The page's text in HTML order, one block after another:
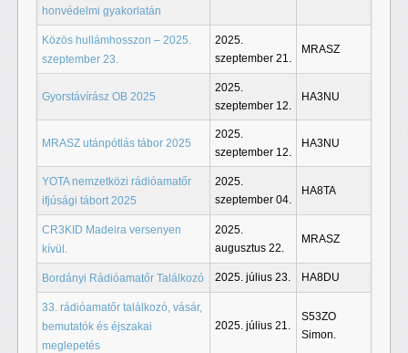
honvédelmi gyakorlatán
Közös hullámhosszon – 2025.
szeptember 23.
2025.
szeptember 21.
MRASZ
Gyorstávírász OB 2025
2025.
szeptember 12.
HA3NU
MRASZ utánpótlás tábor 2025
2025.
szeptember 12.
HA3NU
YOTA nemzetközi rádióamatőr
ifjúsági tábort 2025
2025.
szeptember 04.
HA8TA
CR3KID Madeira versenyen
kívül.
2025.
augusztus 22.
MRASZ
Bordányi Rádióamatőr Találkozó 2025. július 23. HA8DU
33. rádióamatőr találkozó, vásár,
bemutatók és éjszakai
meglepetés
2025. július 21.
S53ZO
Simon.